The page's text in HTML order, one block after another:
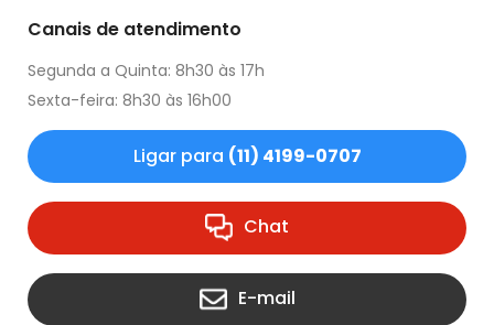
Canais de atendimento
Segunda a Quinta: 8h30 às 17h
Sexta-feira: 8h30 às 16h00
Ligar para (11) 4199-0707
Chat
E-mail